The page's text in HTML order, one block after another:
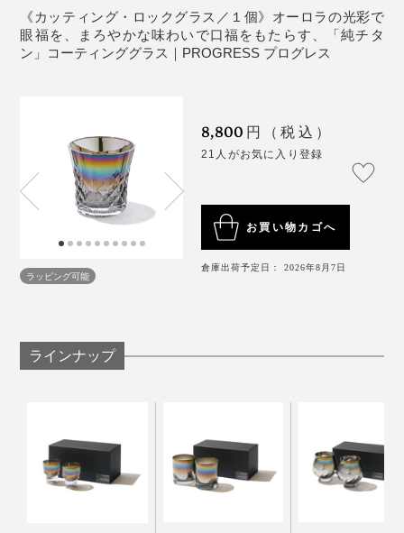
外から見るとオーロラカラーですが、内側はシルバー。
メーカーさんにお話を聞くと、チタンをグラスの内側だ
けに、半透明になる薄さでコーティングできるのは、知
る限り『PROGRESS』のみではないかとのこと。
ナノレベルの薄さで膜を作るため、熟練の職人による手
作業で、グラスを精密洗浄、精密研磨しているそうで
す。
ガラスを傷つける恐れのあるクレンザーや研磨剤入
りスポンジなどは使用しないでください
乳幼児の手の届かないところに保管してください
食器洗い洗浄機、電子レンジ、オーブンには対応し
ていません
傷がつきますと破損しやすくなります
ガラス同士、金属同士など固いものとぶつからない
内面にチタン加工を施しておりますので、金属製の
グラスを重ねますと、チタンコートを傷めることが
あります
亀裂や破損したガラス片は大変危険ですので、各自
治体の指示に従って破棄してください
《カッティング・ロックグラス／１個》オーロラの光彩で
眼福を、まろやかな味わいで口福をもたらす、「純チタ
ン」コーティンググラス｜PROGRESS プログレス
ラッピング可能
8,800 円（税込）
21人がお気に入り登録
お買い物カゴへ
倉庫出荷予定日： 2026年8月7日
ラインナップ